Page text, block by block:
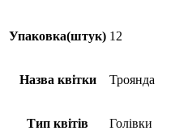
Упаковка(штук) 12
Назва квітки Троянда
Тип квітів Голівки